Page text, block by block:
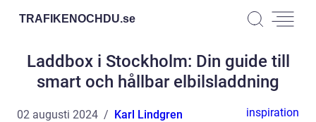
TRAFIKENOCHDU.se
Laddbox i Stockholm: Din guide till
smart och hållbar elbilsladdning
02 augusti 2024 Karl Lindgren inspiration